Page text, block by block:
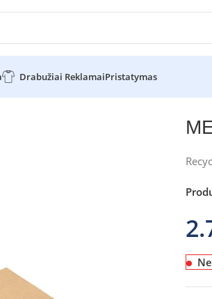
Drabužiai ReklamaiPristatymas